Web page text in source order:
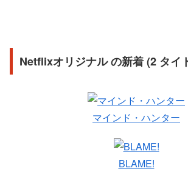
Netflixオリジナル の新着 (2 タイ
マインド・ハンター
BLAME!